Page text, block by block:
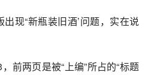
现“新瓶装旧酒’问题，实在说
前两页是被“上编”所占的“标题